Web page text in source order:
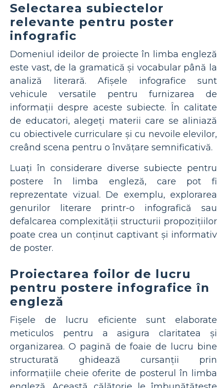
Selectarea subiectelor
relevante pentru poster
infografic
Domeniul ideilor de proiecte în limba engleză
este vast, de la gramatică și vocabular până la
analiză literară. Afișele infografice sunt
vehicule versatile pentru furnizarea de
informații despre aceste subiecte. În calitate
de educatori, alegeți materii care se aliniază
cu obiectivele curriculare și cu nevoile elevilor,
creând scena pentru o învățare semnificativă.
Luați în considerare diverse subiecte pentru
postere în limba engleză, care pot fi
reprezentate vizual. De exemplu, explorarea
genurilor literare printr-o infografică sau
defalcarea complexității structurii propozițiilor
poate crea un conținut captivant și informativ
de poster.
Proiectarea foilor de lucru
pentru postere infografice în
engleză
Fișele de lucru eficiente sunt elaborate
meticulos pentru a asigura claritatea și
organizarea. O pagină de foaie de lucru bine
structurată ghidează cursanții prin
informațiile cheie oferite de posterul în limba